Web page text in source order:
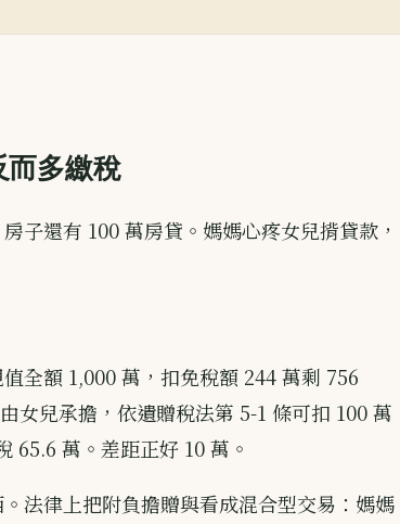
而多繳稅
子還有 100 萬房貸。媽媽心疼女兒揹貸款，
全額 1,000 萬，扣免稅額 244 萬剩 756
女兒承擔，依遺贈稅法第 5-1 條可扣 100 萬
65.6 萬。差距正好 10 萬。
法律上把附負擔贈與看成混合型交易：媽媽